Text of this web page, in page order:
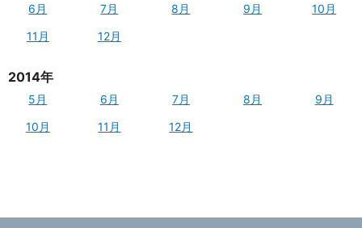
6月
7月 8月 9月
10月
11月
12月
2014年
5月 6月 7月 8月
9月
10月
11月 12月